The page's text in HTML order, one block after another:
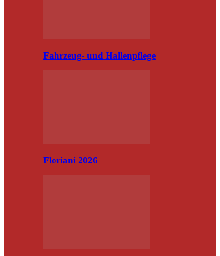
Fahrzeug- und Hallenpflege
Floriani 2026